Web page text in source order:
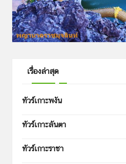
เรื่องล่าสุด
ทัวร์เกาะพงัน
ทัวร์เกาะลันตา
ทัวร์เกาะราชา